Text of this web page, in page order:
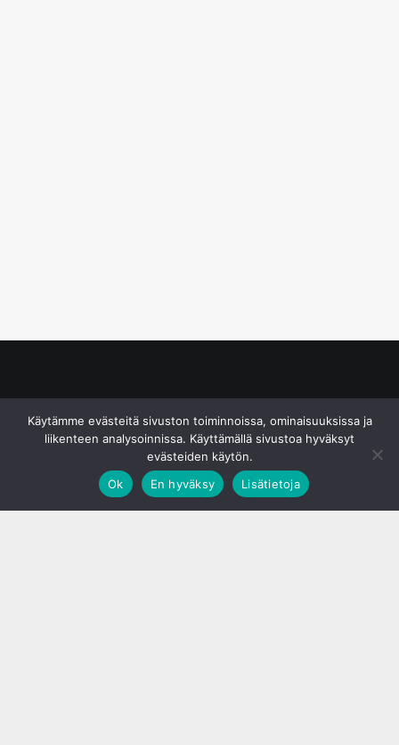
Käytämme evästeitä sivuston toiminnoissa, ominaisuuksissa ja
liikenteen analysoinnissa. Käyttämällä sivustoa hyväksyt
evästeiden käytön.
Ok
En hyväksy Lisätietoja